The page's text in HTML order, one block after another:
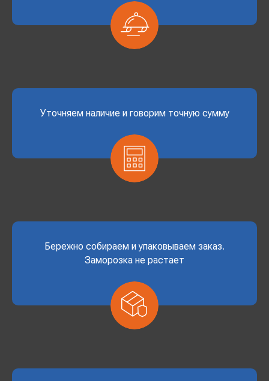
Уточняем наличие и говорим точную сумму
Бережно собираем и упаковываем заказ.
Заморозка не растает